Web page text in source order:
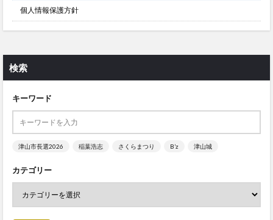
個人情報保護方針
検索
キーワード
津山市長選2026 稲葉浩志 さくらまつり B’z 津山城
カテゴリー